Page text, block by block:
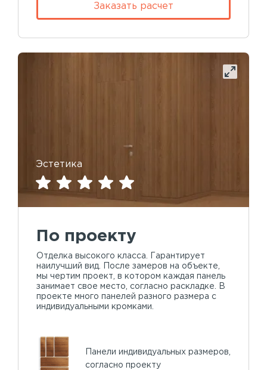
Заказать расчет
Эстетика
По проекту
Отделка высокого класса. Гарантирует
наилучший вид. После замеров на объекте,
мы чертим проект, в котором каждая панель
занимает свое место, согласно раскладке. В
проекте много панелей разного размера с
индивидуальными кромками.
Панели индивидуальных размеров,
согласно проекту